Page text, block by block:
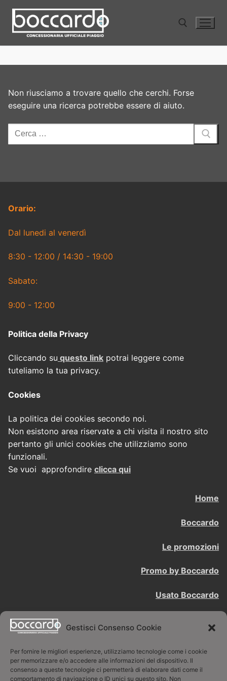
Gestisci Consenso Cookie
Per fornire le migliori esperienze, utilizziamo tecnologie come i cookie
per memorizzare e/o accedere alle informazioni del dispositivo. Il
consenso a queste tecnologie ci permetterà di elaborare dati come il
comportamento di navigazione o ID unici su questo sito. Non
contenuto
Cerca:
Non riusciamo a trovare quello che cerchi. Forse
eseguire una ricerca potrebbe essere di aiuto.
Cerca:
Orario:
Dal lunedi al venerdì
8:30 - 12:00 / 14:30 - 19:00
Sabato:
9:00 - 12:00
Politica della Privacy
Cliccando su questo link potrai leggere come
tuteliamo la tua privacy.
Cookies
La politica dei cookies secondo noi.
Non esistono area riservate a chi visita il nostro sito
pertanto gli unici cookies che utilizziamo sono
funzionali.
Se vuoi approfondire clicca qui
Home
Boccardo
Le promozioni
Promo by Boccardo
Usato Boccardo
BOCCARDO LUCIANO SNC
Concessionaria ufficiale Piaggio